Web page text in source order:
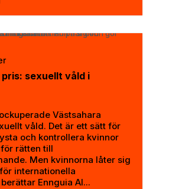
sexuellt våld i
Västsahara
våld. Det är ett sätt för
och kontrollera kvinnor
rätten till
Men kvinnorna låter sig
internationella
Ennguia Al...